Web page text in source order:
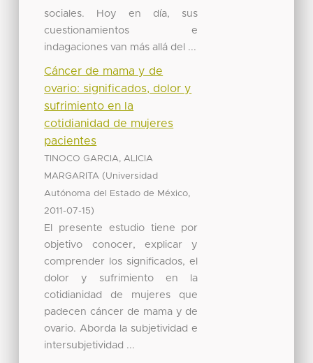
sociales. Hoy en día, sus
cuestionamientos e
indagaciones van más allá del ...
Cáncer de mama y de
ovario: significados, dolor y
sufrimiento en la
cotidianidad de mujeres
pacientes
TINOCO GARCIA, ALICIA
MARGARITA (Universidad
Autónoma del Estado de México,
2011-07-15)
El presente estudio tiene por
objetivo conocer, explicar y
comprender los significados, el
dolor y sufrimiento en la
cotidianidad de mujeres que
padecen cáncer de mama y de
ovario. Aborda la subjetividad e
intersubjetividad ...